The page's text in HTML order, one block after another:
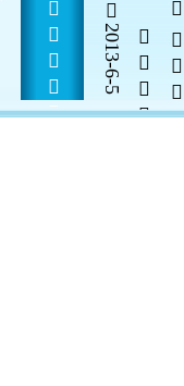
2013-6-5